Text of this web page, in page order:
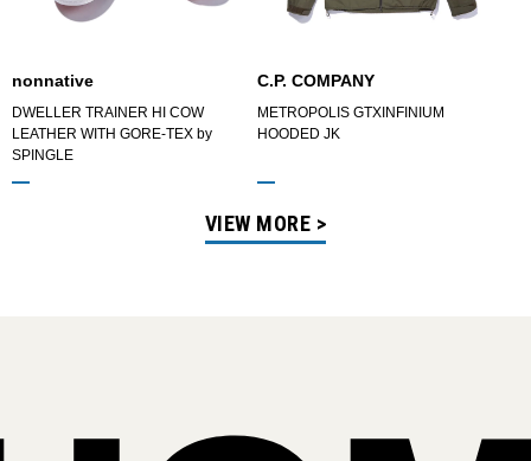
nonnative
DWELLER TRAINER HI COW
LEATHER WITH GORE-TEX by
SPINGLE
C.P. COMPANY
METROPOLIS GTXINFINIUM
HOODED JK
VIEW MORE >